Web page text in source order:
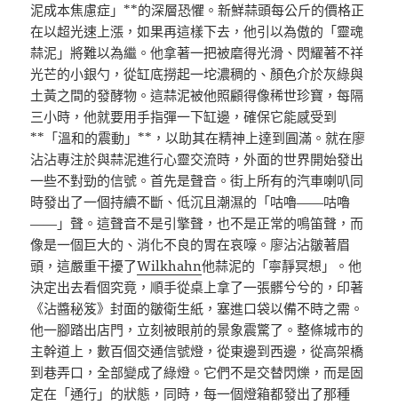
泥成本焦慮症」**的深層恐懼。新鮮蒜頭每公斤的價格正
在以超光速上漲，如果再這樣下去，他引以為傲的「靈魂
蒜泥」將難以為繼。他拿著一把被磨得光滑、閃耀著不祥
光芒的小銀勺，從缸底撈起一坨濃稠的、顏色介於灰綠與
土黃之間的發酵物。這蒜泥被他照顧得像稀世珍寶，每隔
三小時，他就要用手指彈一下缸邊，確保它能感受到
**「溫和的震動」**，以助其在精神上達到圓滿。就在廖
沾沾專注於與蒜泥進行心靈交流時，外面的世界開始發出
一些不對勁的信號。首先是聲音。街上所有的汽車喇叭同
時發出了一個持續不斷、低沉且潮濕的「咕嚕——咕嚕
——」聲。這聲音不是引擎聲，也不是正常的鳴笛聲，而
像是一個巨大的、消化不良的胃在哀嚎。廖沾沾皺著眉
頭，這嚴重干擾了Wilkhahn他蒜泥的「寧靜冥想」。他
決定出去看個究竟，順手從桌上拿了一張髒兮兮的，印著
《沾醬秘笈》封面的皺衛生紙，塞進口袋以備不時之需。
他一腳踏出店門，立刻被眼前的景象震驚了。整條城市的
主幹道上，數百個交通信號燈，從東邊到西邊，從高架橋
到巷弄口，全部變成了綠燈。它們不是交替閃爍，而是固
定在「通行」的狀態，同時，每一個燈箱都發出了那種